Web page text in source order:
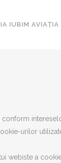
IUBIM AVIAȚIA
urilor
webiste a